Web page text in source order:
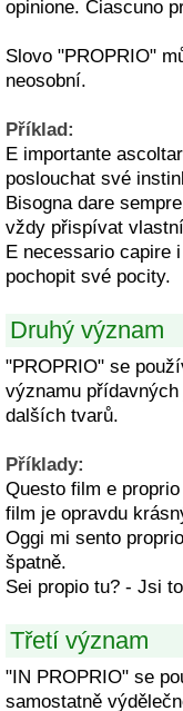
opinione. Ciascuno
Slovo "PROPRIO"
neosobní.
Příklad:
E importante
poslouchat své
Bisogna dare
vždy přispívat
E necessario capire
pochopit své pocity.
Druhý význam
"PROPRIO" se
významu
dalších tvarů.
Příklady:
Questo film e
film je opravdu
Oggi mi sento
špatně.
Sei propio tu? - Jsi
Třetí význam
"IN PROPRIO" se
samostatně